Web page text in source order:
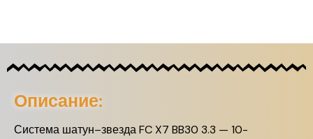
Описание:
Система шатун–звезда FC X7 BB30 3.3 — 10-